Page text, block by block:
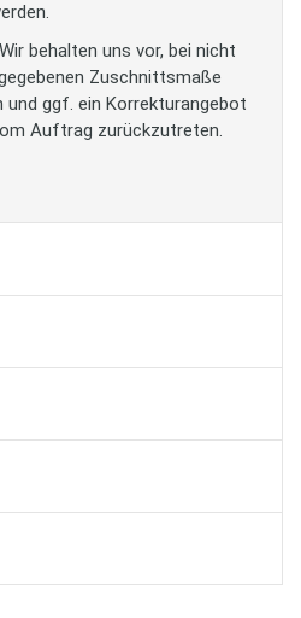
Wir behalten uns vor, bei nicht
Zuschnittsmaße
und ggf. ein Korrekturangebot
Auftrag zurückzutreten.